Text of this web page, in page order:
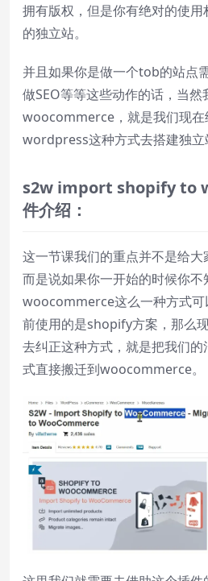
拥有版权，但是你有绝对的使
的独立站。
并且如果你是做一个tob的站点
做SEO等等这些动作的话，当
woocommerce，就是我们现在
wordpress这种方式去搭建独立
s2w import shopifyto
件介绍：
这一节课我们的重点并不是给大
而是说如果你一开始的时候你不
woocommerce这么一种方式可
前使用的是shopify方案，那么
去纠正这种方式，就是把我们
式直接搬迁到woocommerce。